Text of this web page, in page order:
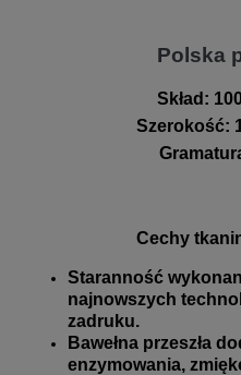
Polska
Skład:
Szerokość:
Cechy
Staranność
najnowszych
zadruku.
Bawełna przeszła
enzymowania,